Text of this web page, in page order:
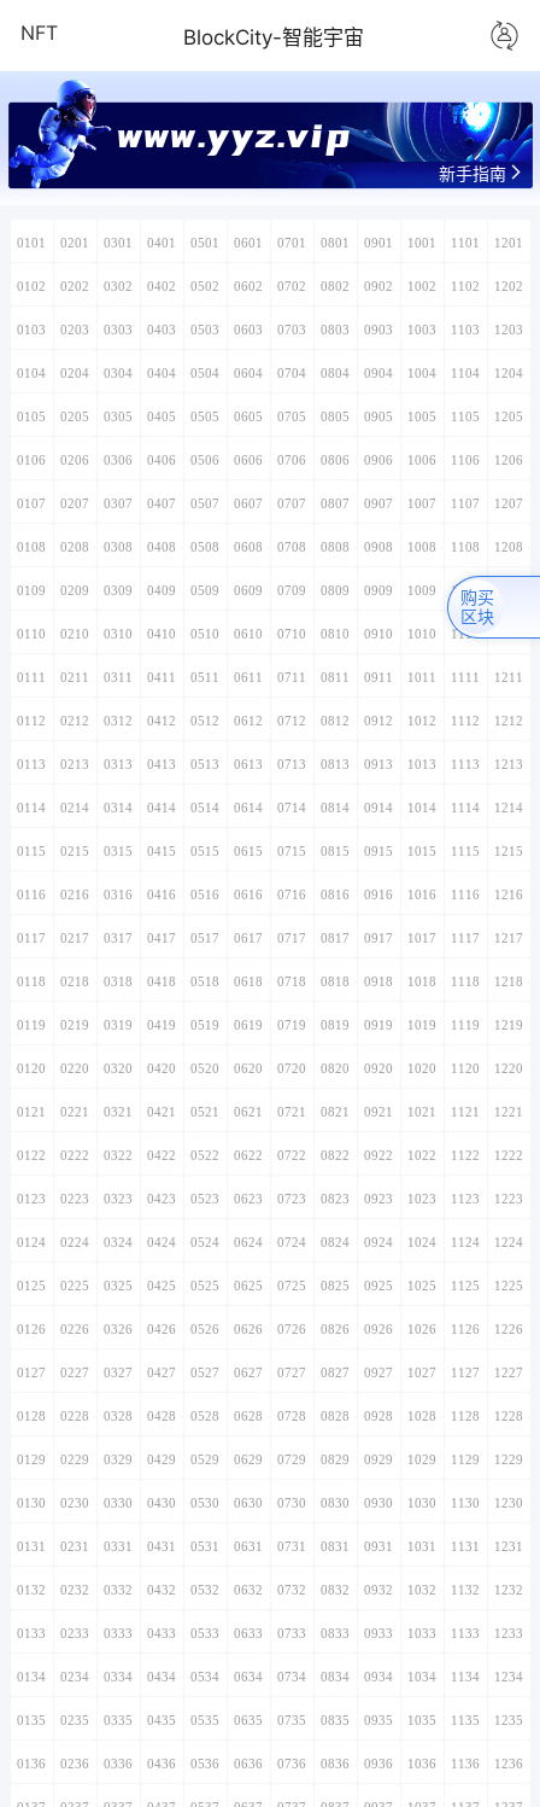
NFT BlockCity-智能宇宙
www.yyz.vip
新手指南
0101 0201 0301 0401 0501 0601 0701 0801 0901 1001 1101 1201
0102 0202 0302 0402 0502 0602 0702 0802 0902 1002 1102 1202
0103 0203 0303 0403 0503 0603 0703 0803 0903 1003 1103 1203
0104 0204 0304 0404 0504 0604 0704 0804 0904 1004 1104 1204
0105 0205 0305 0405 0505 0605 0705 0805 0905 1005 1105 1205
0106 0206 0306 0406 0506 0606 0706 0806 0906 1006 1106 1206
0107 0207 0307 0407 0507 0607 0707 0807 0907 1007 1107 1207
0108 0208 0308 0408 0508 0608 0708 0808 0908 1008 1108 1208
0109 0209 0309 0409 0509 0609 0709 0809 0909 1009 1109
0110 0210 0310 0410 0510 0610 0710 0810 0910 1010 1110
0111 0211 0311 0411 0511 0611 0711 0811 0911 1011 1111 1211
0112 0212 0312 0412 0512 0612 0712 0812 0912 1012 1112 1212
0113 0213 0313 0413 0513 0613 0713 0813 0913 1013 1113 1213
0114 0214 0314 0414 0514 0614 0714 0814 0914 1014 1114 1214
0115 0215 0315 0415 0515 0615 0715 0815 0915 1015 1115 1215
0116 0216 0316 0416 0516 0616 0716 0816 0916 1016 1116 1216
0117 0217 0317 0417 0517 0617 0717 0817 0917 1017 1117 1217
0118 0218 0318 0418 0518 0618 0718 0818 0918 1018 1118 1218
0119 0219 0319 0419 0519 0619 0719 0819 0919 1019 1119 1219
0120 0220 0320 0420 0520 0620 0720 0820 0920 1020 1120 1220
0121 0221 0321 0421 0521 0621 0721 0821 0921 1021 1121 1221
0122 0222 0322 0422 0522 0622 0722 0822 0922 1022 1122 1222
0123 0223 0323 0423 0523 0623 0723 0823 0923 1023 1123 1223
0124 0224 0324 0424 0524 0624 0724 0824 0924 1024 1124 1224
0125 0225 0325 0425 0525 0625 0725 0825 0925 1025 1125 1225
0126 0226 0326 0426 0526 0626 0726 0826 0926 1026 1126 1226
0127 0227 0327 0427 0527 0627 0727 0827 0927 1027 1127 1227
0128 0228 0328 0428 0528 0628 0728 0828 0928 1028 1128 1228
0129 0229 0329 0429 0529 0629 0729 0829 0929 1029 1129 1229
0130 0230 0330 0430 0530 0630 0730 0830 0930 1030 1130 1230
0131 0231 0331 0431 0531 0631 0731 0831 0931 1031 1131 1231
0132 0232 0332 0432 0532 0632 0732 0832 0932 1032 1132 1232
0133 0233 0333 0433 0533 0633 0733 0833 0933 1033 1133 1233
0134 0234 0334 0434 0534 0634 0734 0834 0934 1034 1134 1234
0135 0235 0335 0435 0535 0635 0735 0835 0935 1035 1135 1235
0136 0236 0336 0436 0536 0636 0736 0836 0936 1036 1136 1236
购买
区块